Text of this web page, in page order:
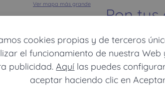
cookies propias y de terceros
el funcionamiento de nuestra
publicidad.Aquí las puedes
aceptar haciendo clic en
Ver mapa más grande
Pon
dinero